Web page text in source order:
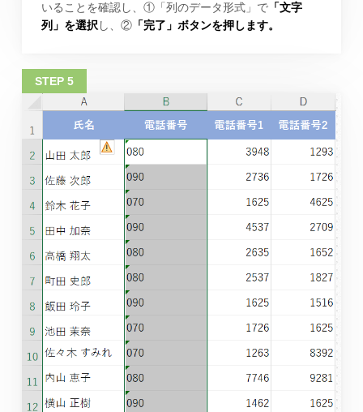
いることを確認し、①「列のデータ形式」で「文字
列」を選択 し、②「完了」ボタンを押します。